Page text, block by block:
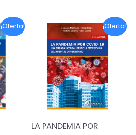
¡Oferta! ¡Oferta!
LA PANDEMIA POR